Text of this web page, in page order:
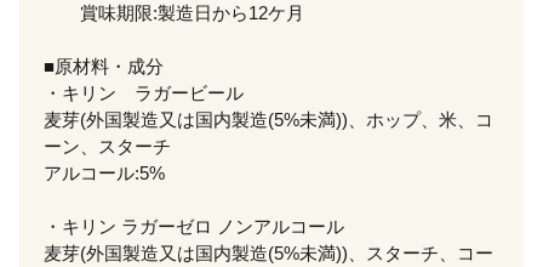
賞味期限:製造日から12ケ月
■原材料・成分
・キリン ラガービール
麦芽(外国製造又は国内製造(5%未満))、ホップ、米、コ
ーン、スターチ
アルコール:5%
・キリン ラガーゼロ ノンアルコール
麦芽(外国製造又は国内製造(5%未満))、スターチ、コー